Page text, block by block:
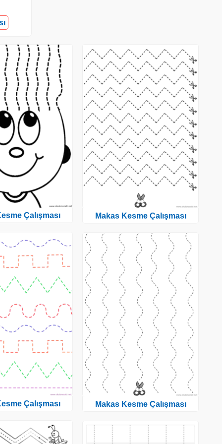
Çalışması
Çalışması
Makas Kesme Çalışması
Makas Kesme Çalışması